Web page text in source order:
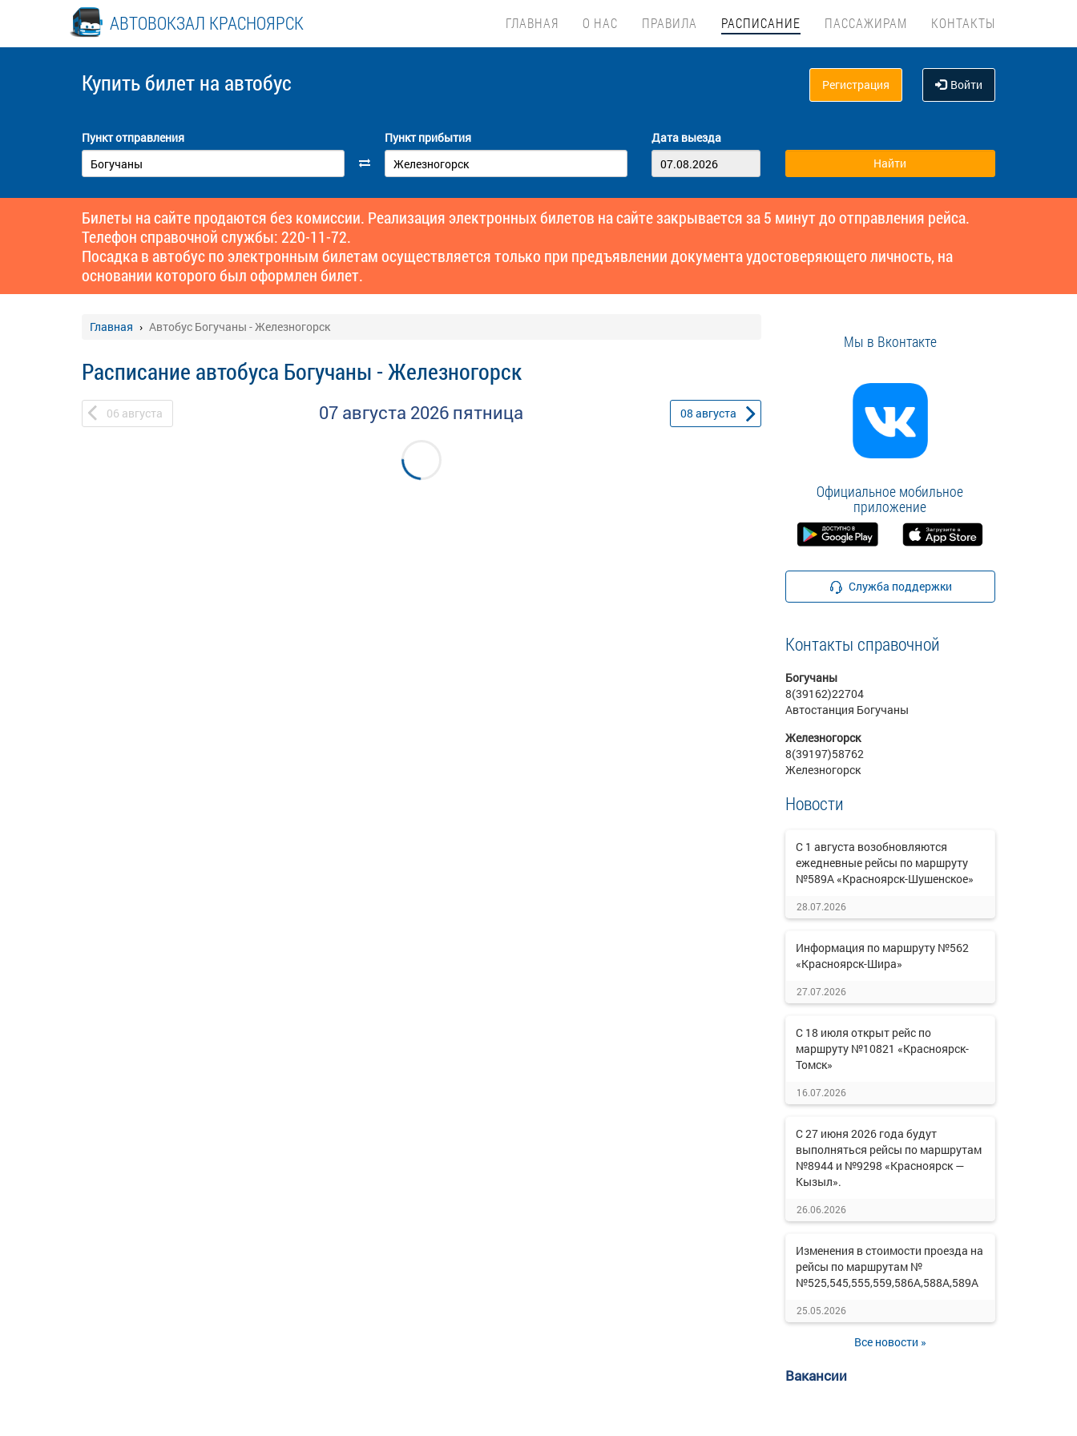
АВТОВОКЗАЛ КРАСНОЯРСК ГЛАВНАЯ О НАС ПРАВИЛА РАСПИСАНИЕ ПАССАЖИРАМ КОНТАКТЫ
Купить билет на автобус Регистрация Войти
Пункт отправления Пункт прибытия Дата выезда
Билеты на сайте продаются без комиссии. Реализация электронных билетов на сайте закрывается за 5 минут до отправления рейса.
Телефон справочной службы: 220-11-72.
Посадка в автобус по электронным билетам осуществляется только при предъявлении документа удостоверяющего личность, на
основании которого был оформлен билет.
Главная Автобус Богучаны - Железногорск
Расписание автобуса Богучаны - Железногорск
06 августа 07 августа 2026 пятница 08 августа
Мы в Вконтакте
Официальное мобильное
приложение
Служба поддержки
Контакты справочной
Богучаны
8(39162)22704
Автостанция Богучаны
Железногорск
8(39197)58762
Железногорск
Новости
С 1 августа возобновляются
ежедневные рейсы по маршруту
№589А «Красноярск-Шушенское»
28.07.2026
Информация по маршруту №562
«Красноярск-Шира»
27.07.2026
С 18 июля открыт рейс по
маршруту №10821 «Красноярск-
Томск»
16.07.2026
С 27 июня 2026 года будут
выполняться рейсы по маршрутам
№8944 и №9298 «Красноярск —
Кызыл».
26.06.2026
Изменения в стоимости проезда на
рейсы по маршрутам №
№525,545,555,559,586А,588А,589А
25.05.2026
Все новости »
Вакансии